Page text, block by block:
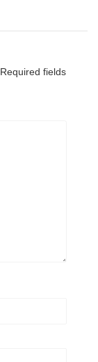
Required fields